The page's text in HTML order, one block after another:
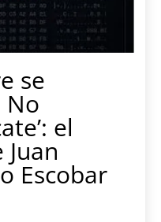
se
No
el
Escobar